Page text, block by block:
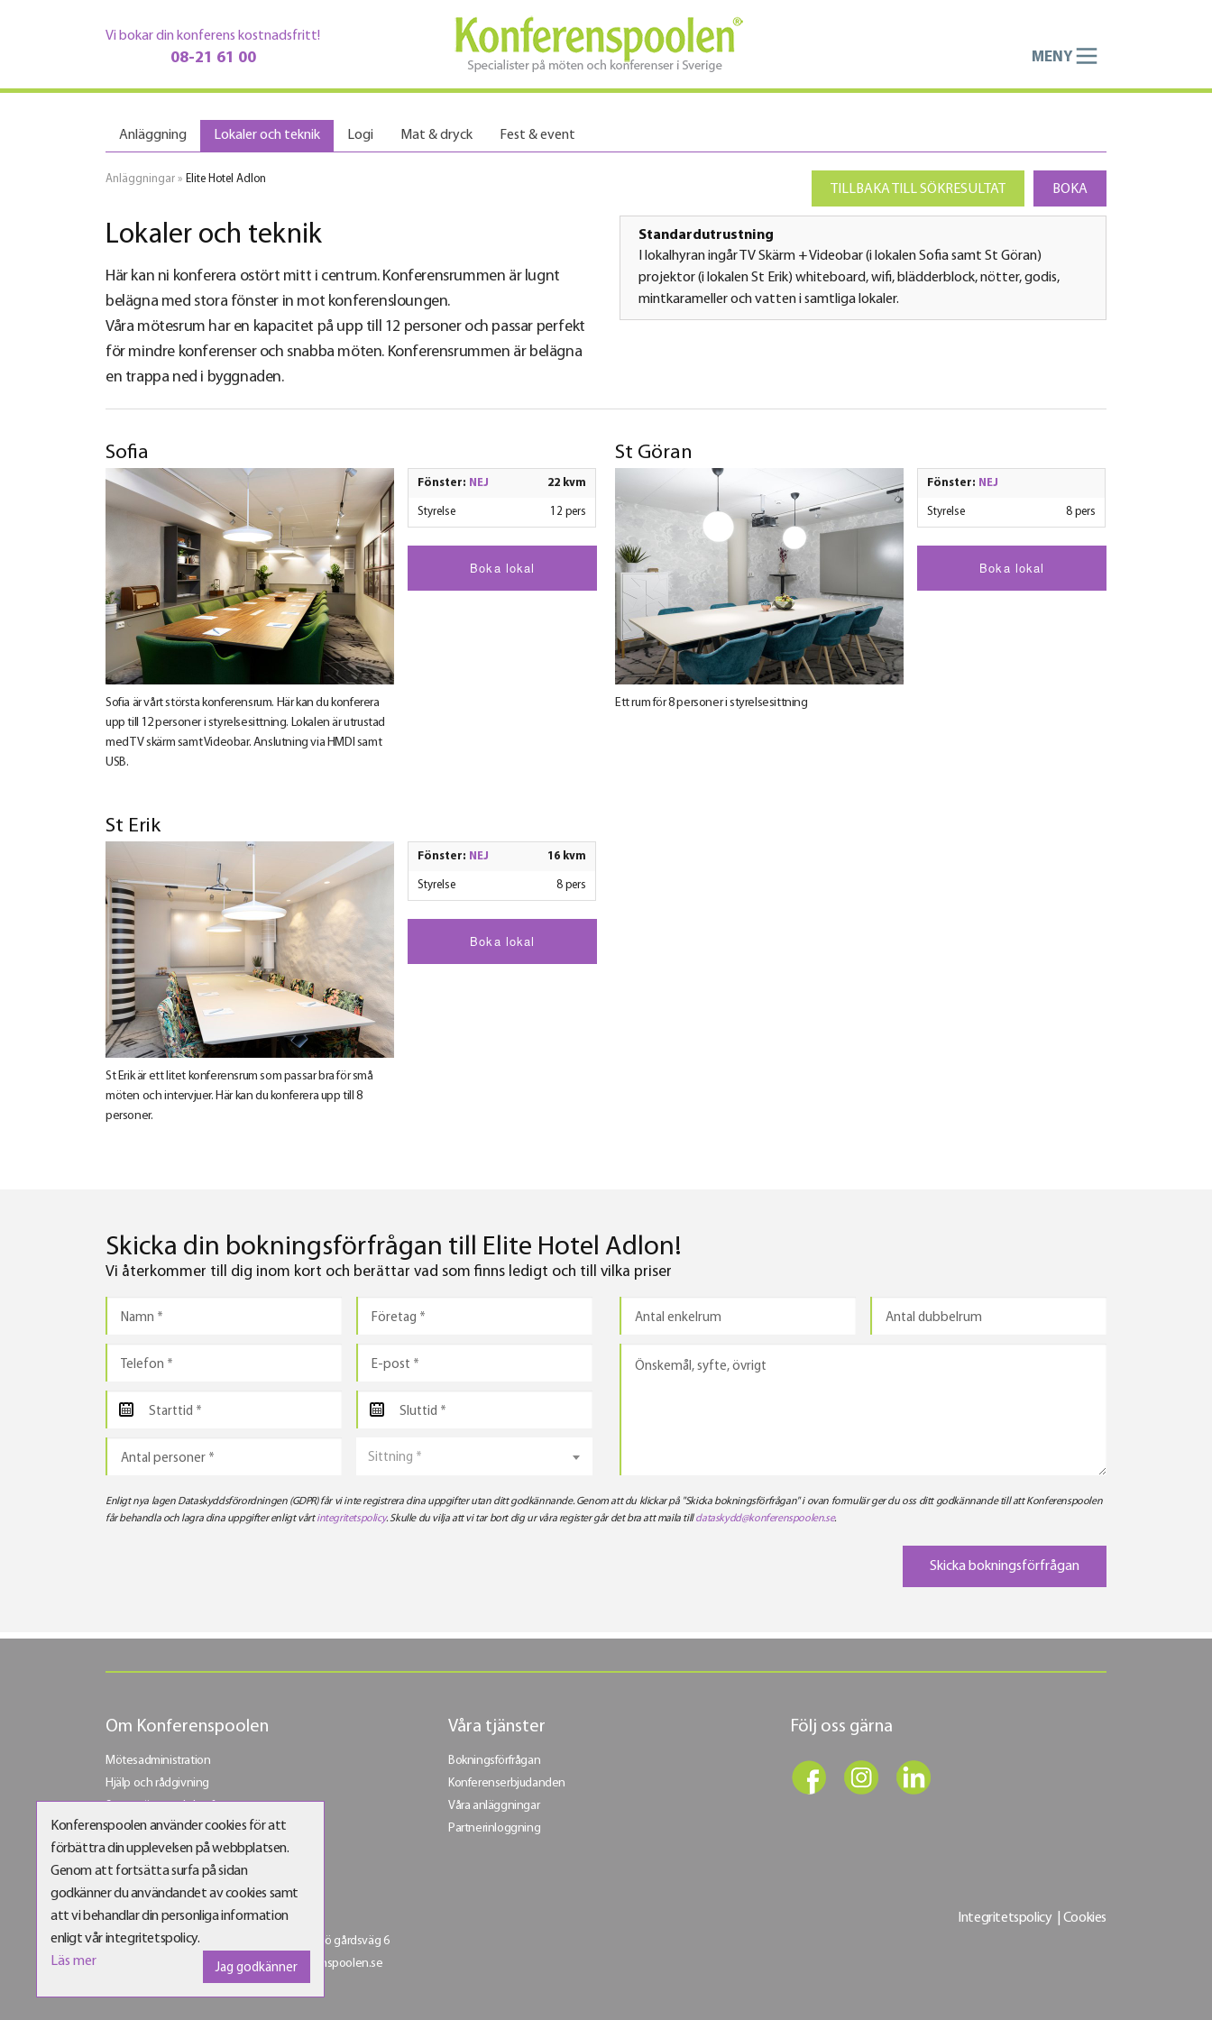
Konferenspoolen använder cookies för att
förbättra din upplevelsen på webbplatsen.
Genom att fortsätta surfa på sidan
godkänner du användandet av cookies samt
att vi behandlar din personliga information
enligt vår integritetspolicy.
Läs mer
Jag godkänner
Vi bokar din konferens kostnadsfritt!
08-21 61 00 MENY
Anläggning Lokaler och teknik Logi Mat & dryck Fest & event
Anläggningar » Elite Hotel Adlon
BOKA
TILLBAKA TILL SÖKRESULTAT
Lokaler och teknik
Här kan ni konferera ostört mitt i centrum. Konferensrummen är lugnt
belägna med stora fönster in mot konferensloungen.
Våra mötesrum har en kapacitet på upp till 12 personer och passar perfekt
för mindre konferenser och snabba möten. Konferensrummen är belägna
en trappa ned i byggnaden.
Standardutrustning
I lokalhyran ingår TV Skärm + Videobar (i lokalen Sofia samt St Göran)
projektor (i lokalen St Erik) whiteboard, wifi, blädderblock, nötter, godis,
mintkarameller och vatten i samtliga lokaler.
Sofia
Sofia är vårt största konferensrum. Här kan du konferera
upp till 12 personer i styrelsesittning. Lokalen är utrustad
med TV skärm samt Videobar. Anslutning via HMDI samt
USB.
Fönster: NEJ 22 kvm
Styrelse 12 pers
Boka lokal
St Göran
Ett rum för 8 personer i styrelsesittning
Fönster: NEJ
Styrelse 8 pers
Boka lokal
St Erik
St Erik är ett litet konferensrum som passar bra för små
möten och intervjuer. Här kan du konferera upp till 8
personer.
Fönster: NEJ 16 kvm
Styrelse 8 pers
Boka lokal
Skicka din bokningsförfrågan till Elite Hotel Adlon!
Vi återkommer till dig inom kort och berättar vad som finns ledigt och till vilka priser
Sittning *
Enligt nya lagen Dataskyddsförordningen (GDPR) får vi inte registrera dina uppgifter utan ditt godkännande. Genom att du klickar på "Skicka bokningsförfrågan" i ovan formulär ger du oss ditt godkännande till att Konferenspoolen
får behandla och lagra dina uppgifter enligt vårtintegritetspolicy. Skulle du vilja att vi tar bort dig ur våra register går det bra att maila tilldataskydd@konferenspoolen.se.
Om Konferenspoolen
Mötesadministration
Hjälp och rådgivning
Stora möten och konferenser
Bli vår företagskund
Bli partner
Våra tjänster
Bokningsförfrågan
Konferenserbjudanden
Våra anläggningar
Partnerinloggning
Följ oss gärna
Konferenspoolen Sverige AB
Box 145 | 125 30 Älvsjö | Besöksadress: Älvsjö gårdsväg 6
| E-post:info@konferenspoolen.se
Integritetspolicy Cookies